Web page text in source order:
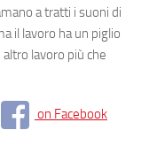
a tratti i suoni di
il lavoro ha un piglio
lavoro più che
on Facebook